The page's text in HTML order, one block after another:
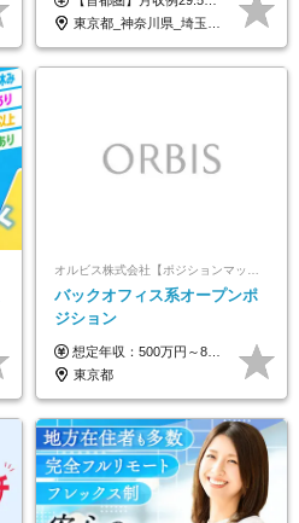
年間休日123日/OW
東京都_神奈川県_埼玉県_千葉県_大阪府_愛知県_兵庫県_京都府_福岡県
オルビス株式会社【ポジションマッチ登録】
バックオフィス系オープンポ
ジション
想定年収：500万円～800万円 ※ご経験やスキルに応じて決定します。 ※上記想定年収はあくまでも目安の金額であり、 選考を通じて上下する可能性があります。
東京都